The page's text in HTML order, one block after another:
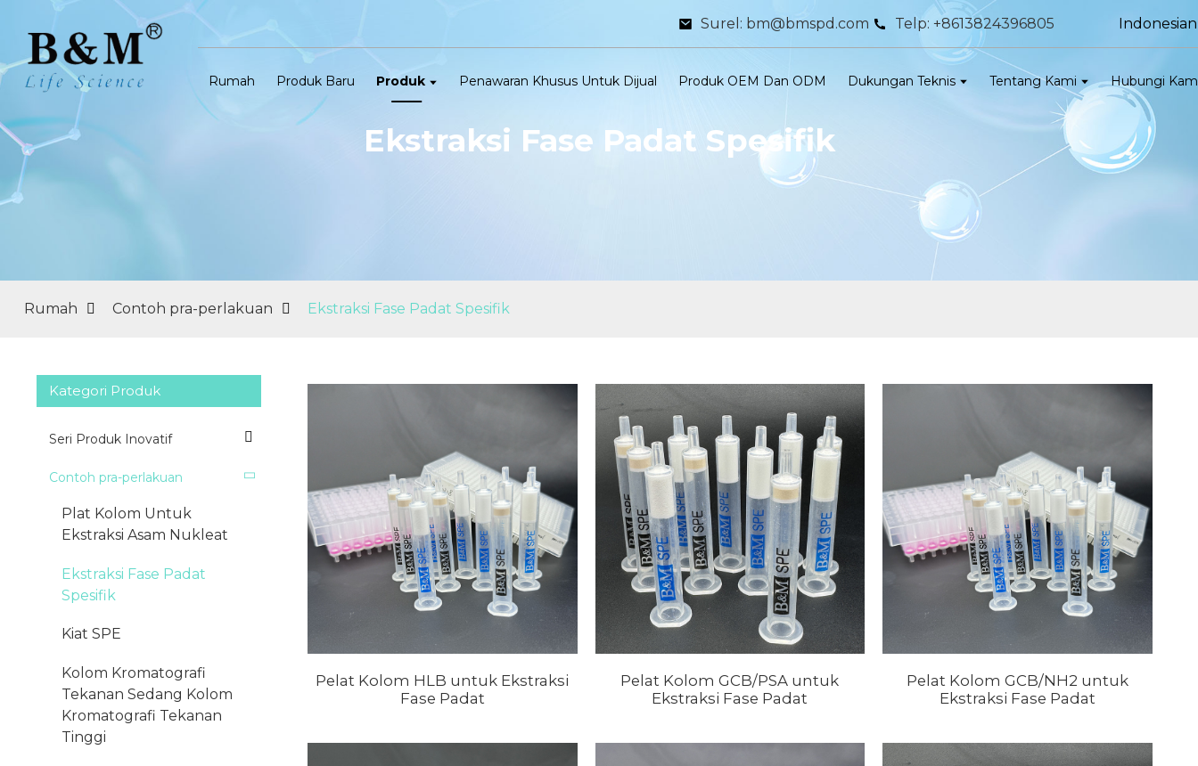
Surel: bm@bmspd.com Telp: +8613824396805 Indonesian
Rumah Produk Baru Produk Penawaran Khusus Untuk Dijual Produk OEM Dan ODM Dukungan Teknis Tentang Kami Hubungi
Ekstraksi Fase Padat Spesifik
Rumah Contoh pra-perlakuan Ekstraksi Fase Padat Spesifik
Kategori Produk
Seri Produk Inovatif
Contoh pra-perlakuan
Plat Kolom Untuk
Ekstraksi Asam Nukleat
Ekstraksi Fase Padat
Spesifik
Kiat SPE
Kolom Kromatografi
Tekanan Sedang Kolom
Kromatografi Tekanan
Tinggi
Pelat Kolom HLB untuk Ekstraksi
Fase Padat
Pelat Kolom GCB/PSA untuk
Ekstraksi Fase Padat
Pelat Kolom GCB/NH2 untuk
Ekstraksi Fase Padat